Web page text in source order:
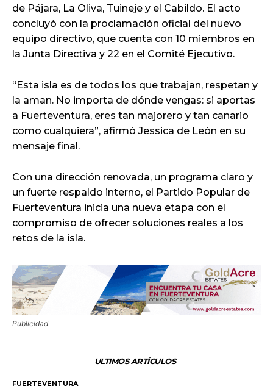
de Pájara, La Oliva, Tuineje y el Cabildo. El acto
concluyó con la proclamación oficial del nuevo
equipo directivo, que cuenta con 10 miembros en
la Junta Directiva y 22 en el Comité Ejecutivo.
“Esta isla es de todos los que trabajan, respetan y
la aman. No importa de dónde vengas: si aportas
a Fuerteventura, eres tan majorero y tan canario
como cualquiera”, afirmó Jessica de León en su
mensaje final.
Con una dirección renovada, un programa claro y
un fuerte respaldo interno, el Partido Popular de
Fuerteventura inicia una nueva etapa con el
compromiso de ofrecer soluciones reales a los
retos de la isla.
Publicidad
ULTIMOS ARTÍCULOS
FUERTEVENTURA